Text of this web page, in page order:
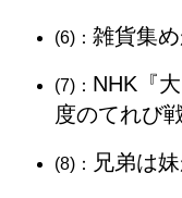
(6)： 雑貨集
(7)： NHK『
度のてれび
(8)： 兄弟は